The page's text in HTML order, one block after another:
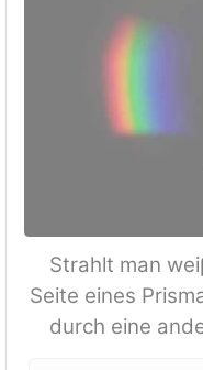
Strahlt man
Seite eines
durch eine